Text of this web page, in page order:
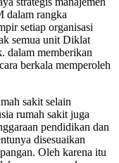
dalam rangka
setiap organisasi
semua unit Diklat
dalam memberikan
berkala memperoleh
sakit selain
rumah sakit juga
pendidikan dan
disesuaikan
Oleh karena itu